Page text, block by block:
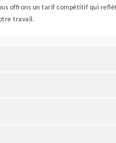
offrons un tarif compétitif qui
travail.